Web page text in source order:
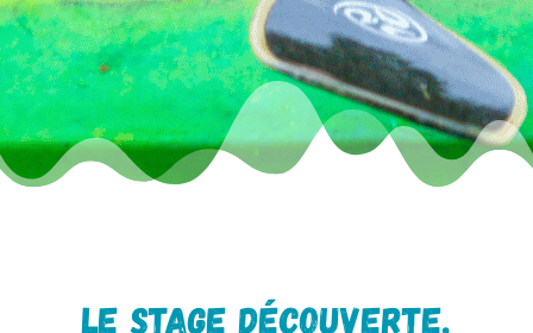
Le stage Découverte,